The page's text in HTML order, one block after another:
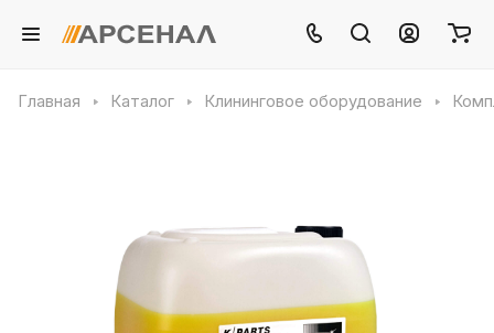
Главная Каталог Клининговое оборудование